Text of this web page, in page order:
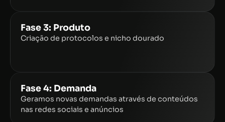
Fase 4: Demanda
Geramos novas demandas através de conteúdos
nas redes sociais e anúncios
Fase 3: Produto
Criação de protocolos e nicho dourado